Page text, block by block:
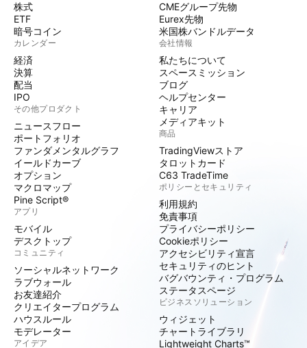
株式
ETF
暗号コイン
カレンダー
経済
決算
配当
IPO
その他プロダクト
ニュースフロー
ポートフォリオ
ファンダメンタルグラフ
イールドカーブ
オプション
マクロマップ
Pine Script®
アプリ
モバイル
デスクトップ
コミュニティ
ソーシャルネットワーク
ラブウォール
お友達紹介
クリエイタープログラム
ハウスルール
モデレーター
アイデア
CMEグループ先物
Eurex先物
米国株バンドルデータ
会社情報
私たちについて
スペースミッション
ブログ
ヘルプセンター
キャリア
メディアキット
商品
TradingViewストア
タロットカード
C63 TradeTime
ポリシーとセキュリティ
利用規約
免責事項
プライバシーポリシー
Cookieポリシー
アクセシビリティ宣言
セキュリティのヒント
バグバウンティ・プログラム
ステータスページ
ビジネスソリューション
ウィジェット
チャートライブラリ
Lightweight Charts™